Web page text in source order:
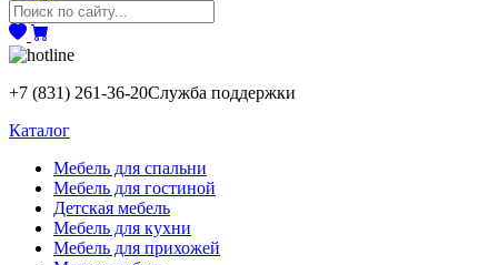
+7 (831) 261-36-20Служба поддержки
Каталог
Мебель для спальни
Мебель для гостиной
Детская мебель
Мебель для кухни
Мебель для прихожей